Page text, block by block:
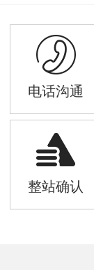
电话沟通
整站确认